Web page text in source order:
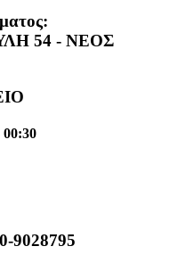
54 - ΝΕΟΣ
9028795